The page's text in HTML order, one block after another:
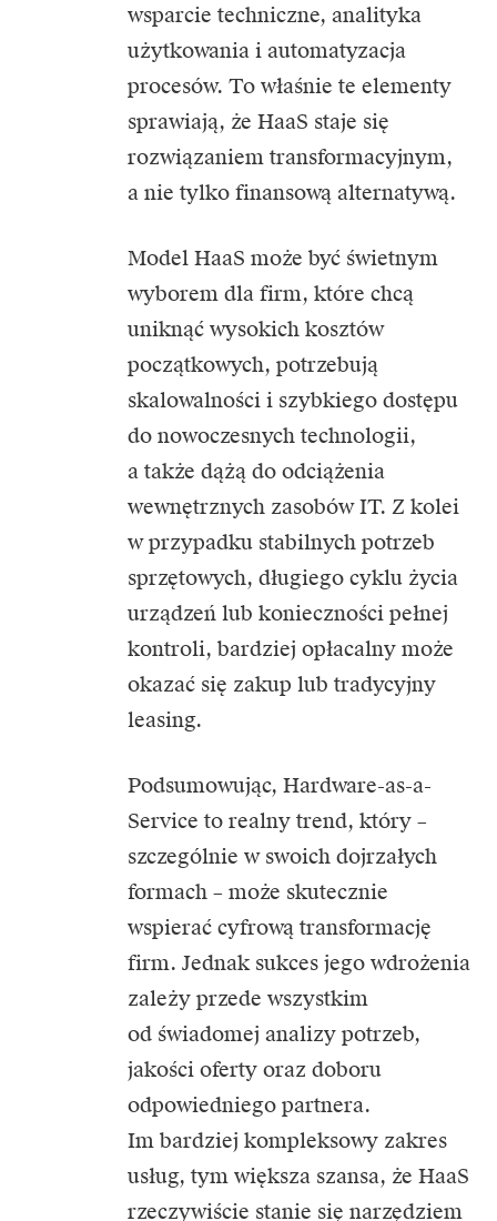
wsparcie techniczne, analityka
użytkowania i automatyzacja
procesów. To właśnie te elementy
sprawiają, że HaaS staje się
rozwiązaniem transformacyjnym,
a nie tylko finansową alternatywą.
Model HaaS może być świetnym
wyborem dla firm, które chcą
uniknąć wysokich kosztów
początkowych, potrzebują
skalowalności i szybkiego dostępu
do nowoczesnych technologii,
a także dążą do odciążenia
wewnętrznych zasobów IT. Z kolei
w przypadku stabilnych potrzeb
sprzętowych, długiego cyklu życia
urządzeń lub konieczności pełnej
kontroli, bardziej opłacalny może
okazać się zakup lub tradycyjny
leasing.
Podsumowując, Hardware-as-a-
Service to realny trend, który –
szczególnie w swoich dojrzałych
formach – może skutecznie
wspierać cyfrową transformację
firm. Jednak sukces jego wdrożenia
zależy przede wszystkim
od świadomej analizy potrzeb,
jakości oferty oraz doboru
odpowiedniego partnera.
Im bardziej kompleksowy zakres
usług, tym większa szansa, że HaaS
rzeczywiście stanie się narzędziem